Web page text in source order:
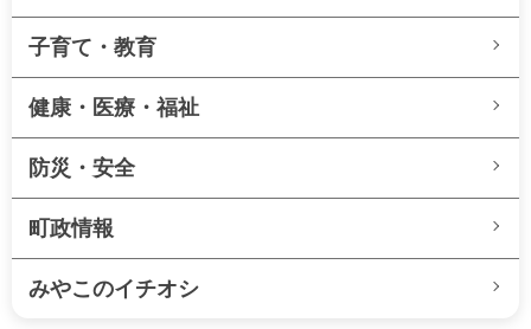
子育て・教育
健康・医療・福祉
防災・安全
町政情報
みやこのイチオシ